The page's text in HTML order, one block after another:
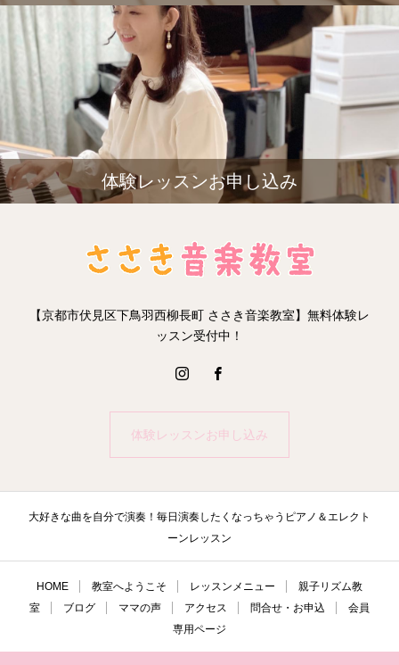
体験レッスンお申し込み
【京都市伏見区下鳥羽西柳長町 ささき音楽教室】無料体験レ
ッスン受付中！
体験レッスンお申し込み
大好きな曲を自分で演奏！毎日演奏したくなっちゃうピアノ＆エレクト
ーンレッスン
HOME 教室へようこそ レッスンメニュー
親子リズム教
室
ブログ ママの声 アクセス 問合せ・お申込
会員
専用ページ